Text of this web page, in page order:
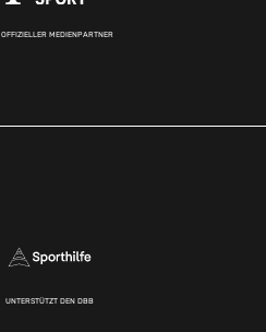
OFFIZIELLER MEDIENPARTNER
UNTERSTÜTZT DEN DBB